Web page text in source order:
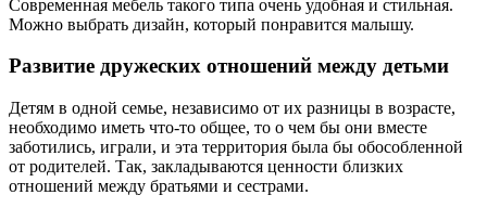
Современная мебель такого типа очень удобная и стильная.
Можно выбрать дизайн, который понравится малышу.
Развитие дружеских отношений между детьми
Детям в одной семье, независимо от их разницы в возрасте,
необходимо иметь что-то общее, то о чем бы они вместе
заботились, играли, и эта территория была бы обособленной
от родителей. Так, закладываются ценности близких
отношений между братьями и сестрами.